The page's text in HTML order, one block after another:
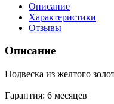
Описание
Характеристики
Отзывы
Описание
Подвеска из желтого
Гарантия: 6 месяцев